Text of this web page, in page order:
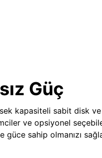
Güç
kapasiteli sabit disk
ve opsiyonel
güce sahip olmanızı